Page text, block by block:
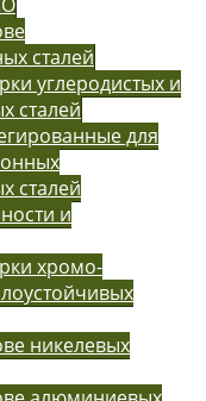
сталей
углеродистых и
сталей
для
сталей
и
хромо-
никелевых